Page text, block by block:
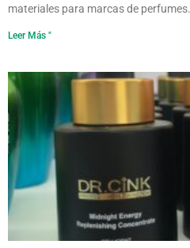
materiales para marcas de perfumes.
Leer Más "